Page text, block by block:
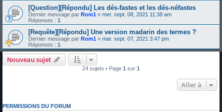
[Question][Répondu] Les dés-fastes et les dés-néfastes
Dernier message par Rom1 « mer. sept. 08, 2021 11:38 am
Réponses : 1
[Requête][Répondu] Une version madarin des termes ?
Dernier message par Rom1 « mar. sept. 07, 2021 3:47 pm
Réponses : 1
Nouveau sujet
24 sujets • Page 1 sur 1
Aller à
PERMISSIONS DU FORUM